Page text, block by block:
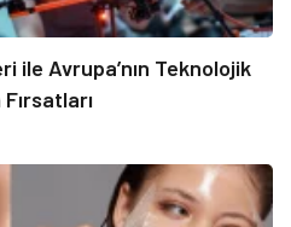
ile Avrupa’nın Teknolojik